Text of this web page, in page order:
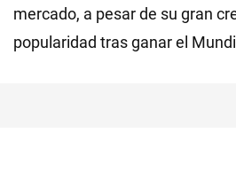
mercado, a pesar de su gran
popularidad tras ganar el